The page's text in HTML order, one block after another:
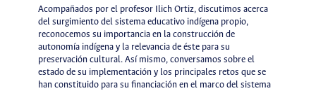
Acompañados por el profesor Ilich Ortiz, discutimos acerca
del surgimiento del sistema educativo indígena propio,
reconocemos su importancia en la construcción de
autonomía indígena y la relevancia de éste para su
preservación cultural. Así mismo, conversamos sobre el
estado de su implementación y los principales retos que se
han constituido para su financiación en el marco del sistema